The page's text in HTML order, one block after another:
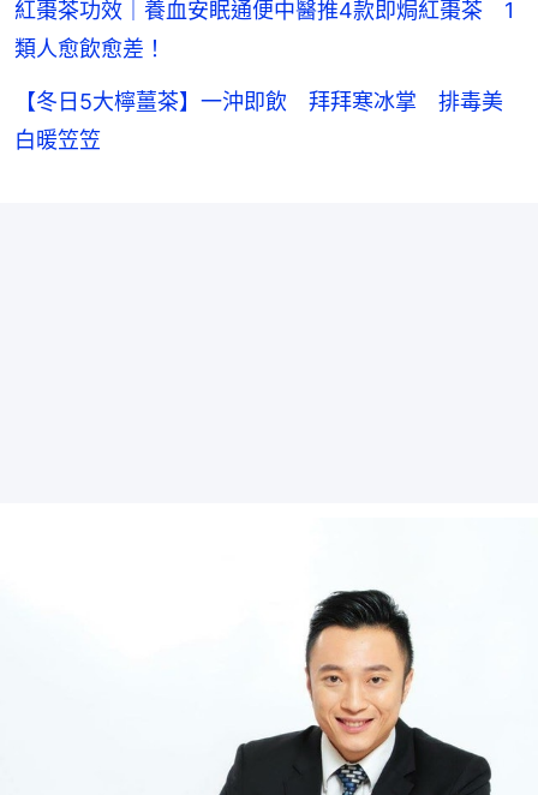
紅棗茶功效｜養血安眠通便中醫推4款即焗紅棗茶 1
類人愈飲愈差！
【冬日5大檸薑茶】一沖即飲 拜拜寒冰掌 排毒美
白暖笠笠